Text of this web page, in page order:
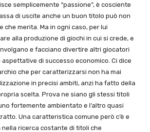
semplicemente “passione”, è cosciente
di uscite anche un buon titolo può non
che merita. Ma in ogni caso, per lui
alla produzione di giochi in cui si crede, e
e facciano divertire altri giocatori
di successo economico. Ci dice
che per caratterizzarsi non ha mai
in precisi ambiti, anzi ha fatto della
scelta. Prova ne siano gli stessi titoli
fortemente ambientato e l’altro quasi
Una caratteristica comune però c’è e
nella ricerca costante di titoli che